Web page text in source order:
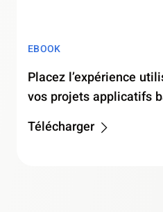
Placez l’expérience